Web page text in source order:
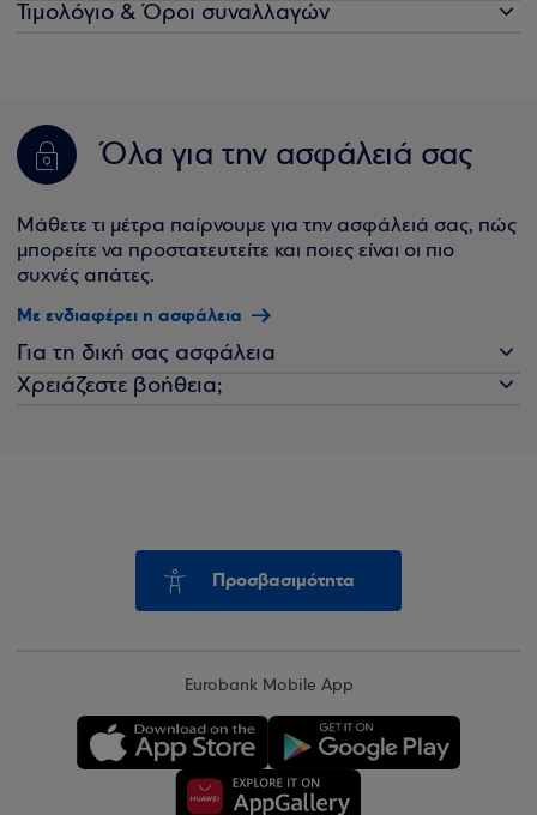
Τιμολόγιο & Όροι συναλλαγών
Όλα για την ασφάλειά σας
Μάθετε τι μέτρα παίρνουμε για την ασφάλειά σας, πώς
μπορείτε να προστατευτείτε και ποιες είναι οι πιο
συχνές απάτες.
Με ενδιαφέρει η ασφάλεια
Για τη δική σας ασφάλεια
Χρειάζεστε βοήθεια;
Προσβασιμότητα
Eurobank Mobile App